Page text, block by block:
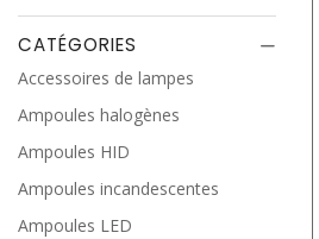
CATÉGORIES
Accessoires de lampes
Ampoules halogènes
Ampoules HID
Ampoules incandescentes
Ampoules LED